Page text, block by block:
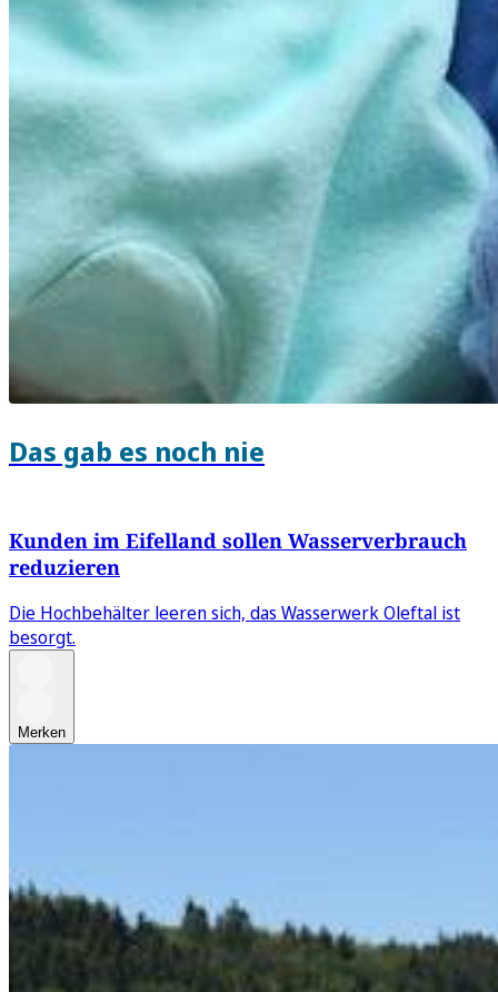
Das gab es noch nie
Kunden im Eifelland sollen Wasserverbrauch
reduzieren
Die Hochbehälter leeren sich, das Wasserwerk Oleftal ist
besorgt.
Merken